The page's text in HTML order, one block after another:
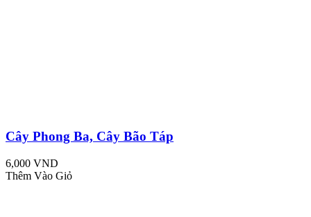
Cây Phong Ba, Cây Bão Táp
6,000 VND
Thêm Vào Giỏ